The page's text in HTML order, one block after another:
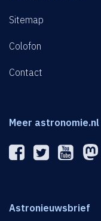
Sitemap
Colofon
Contact
Meer astronomie.nl
Astronieuwsbrief